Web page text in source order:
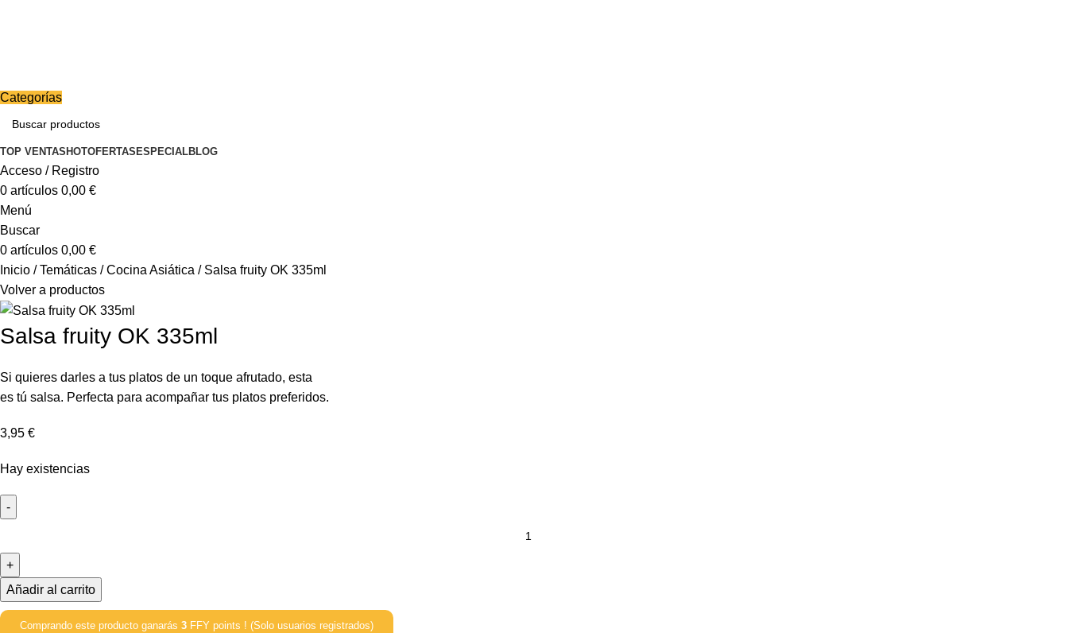
Categorías
TOP VENTAS HOTOFERTAS ESPECIALBLOG
Acceso / Registro
0 artículos 0,00 €
Menú
Buscar
0 artículos 0,00 €
Inicio
Temáticas Cocina Asiática
Salsa fruity OK 335ml
Volver a productos
Salsa fruity OK 335ml
Si quieres darles a tus platos de un toque afrutado, esta
es tú salsa. Perfecta para acompañar tus platos preferidos.
3,95 €
Hay existencias
Añadir al carrito
Comprando este producto ganarás 3 FFY points ! (Solo usuarios registrados)